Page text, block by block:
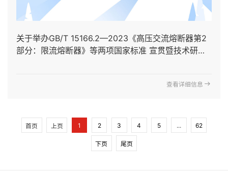
关于举办GB/T 15166.2—2023《高压交流熔断器第2
部分：限流熔断器》等两项国家标准 宣贯暨技术研讨
查看详细信息
首页 上页 1 2 3 4 5 ... 62
下页 尾页